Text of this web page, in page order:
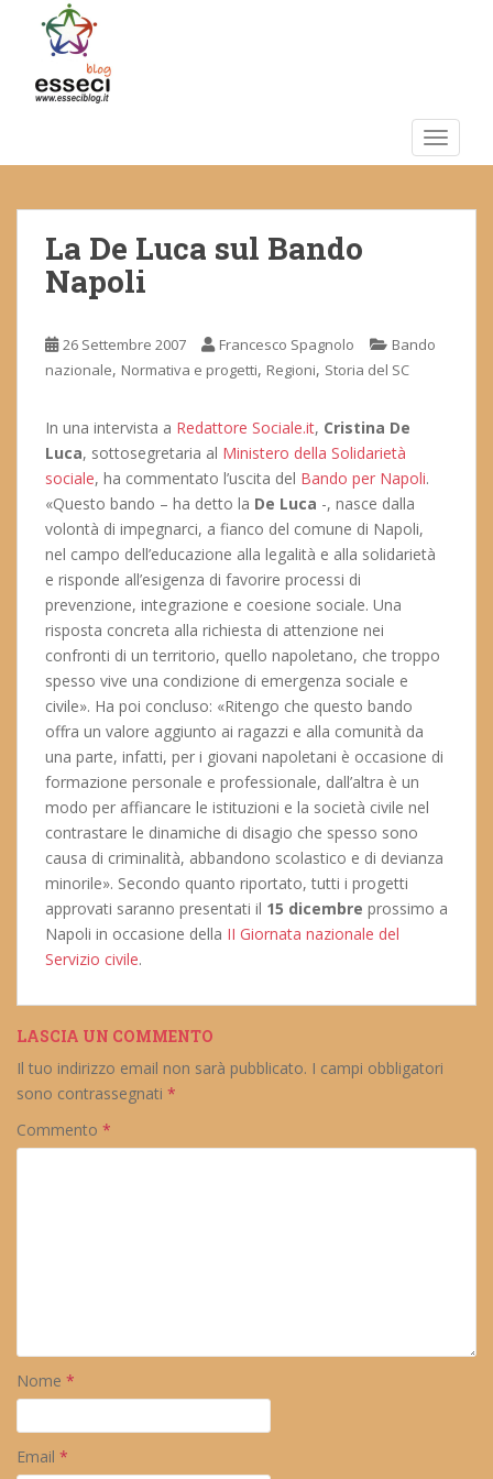
m
La De Luca sul Bando
Napoli
26 Settembre 2007 Francesco Spagnolo
Bando
nazionale, Normativa e progetti, Regioni, Storia del SC
In una intervista a Redattore Sociale.it, Cristina De
Luca, sottosegretaria al Ministero della Solidarietà
sociale, ha commentato l’uscita del Bando per Napoli.
«Questo bando – ha detto la De Luca -, nasce dalla
volontà di impegnarci, a fianco del comune di Napoli,
nel campo dell’educazione alla legalità e alla solidarietà
e risponde all’esigenza di favorire processi di
prevenzione, integrazione e coesione sociale. Una
risposta concreta alla richiesta di attenzione nei
confronti di un territorio, quello napoletano, che troppo
spesso vive una condizione di emergenza sociale e
civile». Ha poi concluso: «Ritengo che questo bando
offra un valore aggiunto ai ragazzi e alla comunità da
una parte, infatti, per i giovani napoletani è occasione di
formazione personale e professionale, dall’altra è un
modo per affiancare le istituzioni e la società civile nel
contrastare le dinamiche di disagio che spesso sono
causa di criminalità, abbandono scolastico e di devianza
minorile». Secondo quanto riportato, tutti i progetti
approvati saranno presentati il 15 dicembre prossimo a
Napoli in occasione della II Giornata nazionale del
Servizio civile.
LASCIA UN COMMENTO
Il tuo indirizzo email non sarà pubblicato. I campi obbligatori
sono contrassegnati *
Commento *
Nome *
Email *